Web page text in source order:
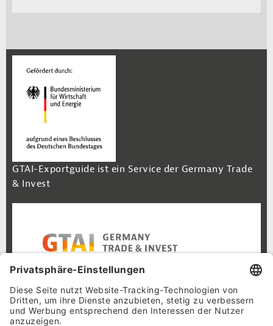
GTAI-Exportguide ist ein Service der Germany Trade
& Invest
Footer Navigation
Inhalt